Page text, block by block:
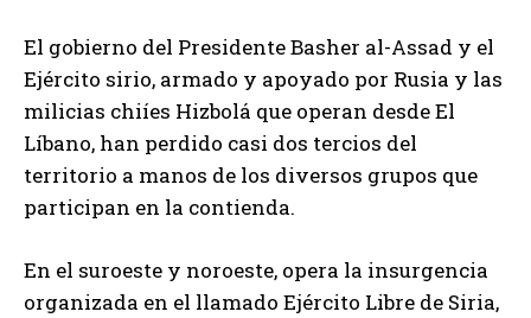
El gobierno del Presidente Basher al-Assad y el
Ejército sirio, armado y apoyado por Rusia y las
milicias chiíes Hizbolá que operan desde El
Líbano, han perdido casi dos tercios del
territorio a manos de los diversos grupos que
participan en la contienda.
En el suroeste y noroeste, opera la insurgencia
organizada en el llamado Ejército Libre de Siria,